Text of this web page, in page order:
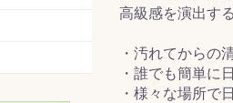
高級感を演出す
・汚れてからの
・誰でも簡単に
・様々な場所で